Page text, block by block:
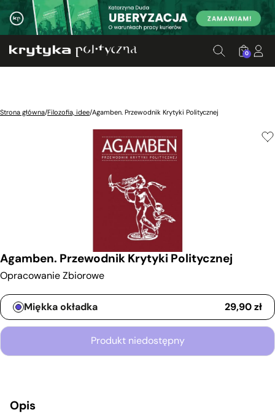
0
Strona główna/Filozofia, idee/Agamben. Przewodnik Krytyki Politycznej
Agamben. Przewodnik Krytyki Politycznej
Opracowanie Zbiorowe
Typ wydaniaMiękka okładka 29,90zł
Produkt niedostępny
Opis